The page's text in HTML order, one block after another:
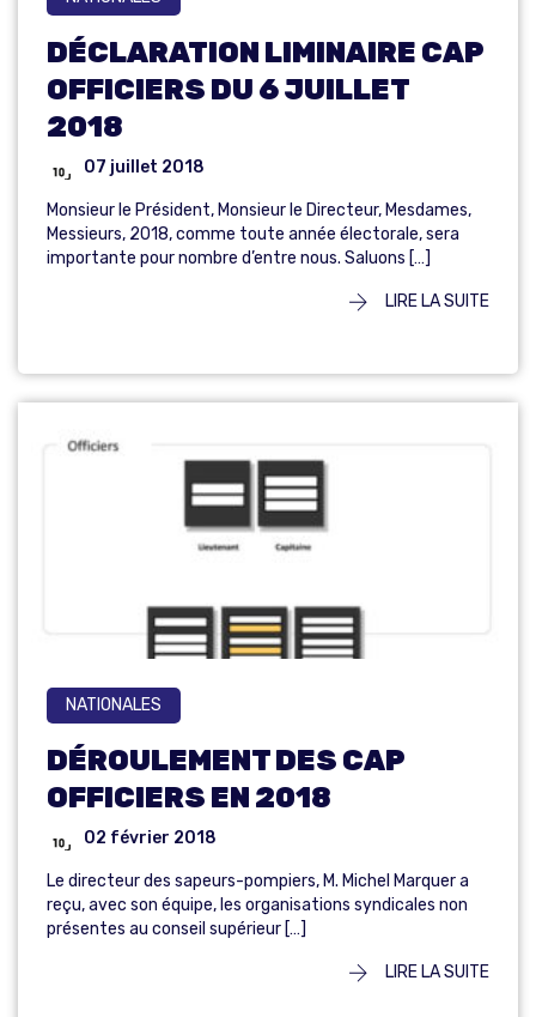
DÉCLARATION LIMINAIRE CAP
OFFICIERS DU 6 JUILLET
2018
07 juillet 2018
Monsieur le Président, Monsieur le Directeur, Mesdames,
Messieurs, 2018, comme toute année électorale, sera
importante pour nombre d’entre nous. Saluons […]
LIRE LA SUITE
NATIONALES
DÉROULEMENT DES CAP
OFFICIERS EN 2018
02 février 2018
Le directeur des sapeurs-pompiers, M. Michel Marquer a
reçu, avec son équipe, les organisations syndicales non
présentes au conseil supérieur […]
LIRE LA SUITE